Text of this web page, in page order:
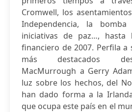
Cromwell, los
Independencia, la
iniciativas de paz…, hasta
financiero de 2007. Perfila a
más destacados
MacMurrough a Gerry
luz sobre los hechos, del
han dado forma a la
que ocupa este país en el